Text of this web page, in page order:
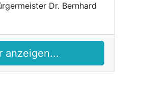
Dr. Bernhard
anzeigen...